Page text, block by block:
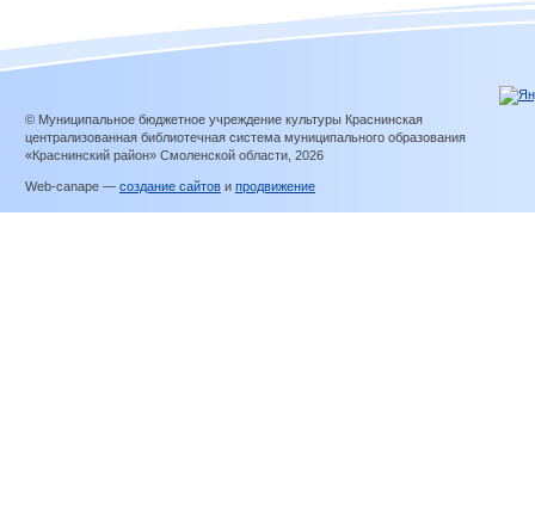
© Муниципальное бюджетное учреждение культуры Краснинская
централизованная библиотечная система муниципального образования
«Краснинский район» Смоленской области, 2026
Web-canape — создание сайтов и продвижение